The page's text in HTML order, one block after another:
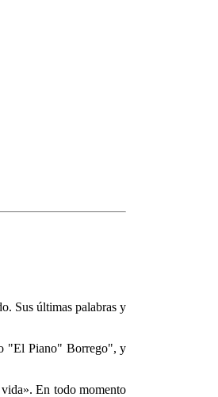
Sus últimas palabras y
"El Piano" Borrego", y
En todo momento